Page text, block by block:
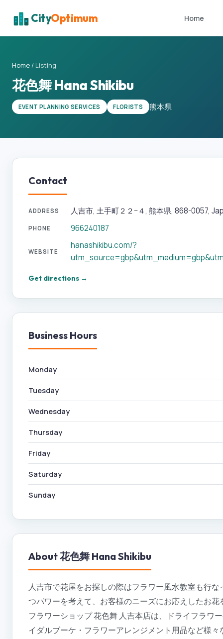
CityOptimum Home
Home / Listing
花色舞 Hana Shikibu
EVENT PLANNING SERVICES FLORISTS 熊本県
Contact
ADDRESS 人吉市, 土手町２２−４, 熊本県, 868-0057,
PHONE 966240187
WEBSITE
hanashikibu.com/?
Get directions →
Business Hours
Monday
Tuesday
Wednesday
Thursday
Friday
Saturday
Sunday
About花色舞 Hana Shikibu
人吉市で花屋をお探しの際はフラワー風水教室も行
つパワーを考えて、お客様のニーズにお応えしたお
フラワーショップ 花色舞 人吉本店は、ドライフラワ
イダルブーケ・フラワーアレンジメント用品など様